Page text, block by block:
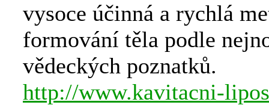
vysoce účinná a rychlá
formování těla podle
vědeckých poznatků.
http://www.kavitacni-